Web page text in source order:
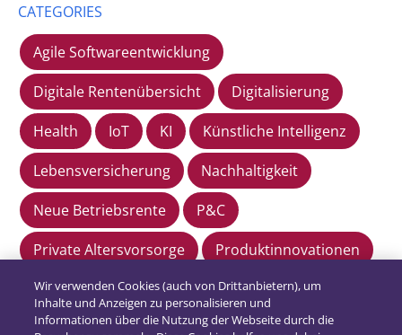
CATEGORIES
Agile Softwareentwicklung
Digitale Rentenübersicht
Digitalisierung
Health
IoT KI
Künstliche Intelligenz
Lebensversicherung
Nachhaltigkeit
Neue Betriebsrente
P&C
Private Altersvorsorge
Produktinnovationen
Regulatorik
rethinking insurance
Versicherungsvertrieb
Wir verwenden Cookies (auch von Drittanbietern), um
Inhalte und Anzeigen zu personalisieren und
Informationen über die Nutzung der Webseite durch die